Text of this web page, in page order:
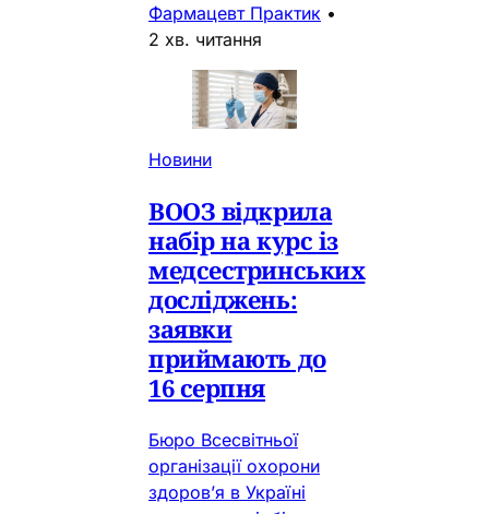
Фармацевт Практик •
2 хв. читання
Новини
ВООЗ відкрила
набір на курс із
медсестринських
досліджень:
заявки
приймають до
16 серпня
Бюро Всесвітньої
організації охорони
здоров’я в Україні